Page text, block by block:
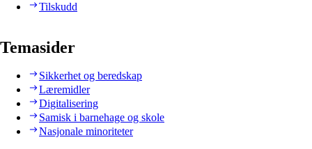
Tilskudd
Temasider
Sikkerhet og beredskap
Læremidler
Digitalisering
Samisk i barnehage og skole
Nasjonale minoriteter